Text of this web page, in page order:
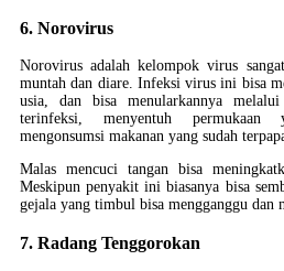
6. Norovirus
Norovirus adalah kelompok virus
muntah dan diare. Infeksi virus ini bisa
usia, dan bisa menularkannya
terinfeksi, menyentuh permukaan
mengonsumsi makanan yang sudah
Malas mencuci tangan bisa
Meskipun penyakit ini biasanya bisa
gejala yang timbul bisa mengganggu dan
7. Radang Tenggorokan